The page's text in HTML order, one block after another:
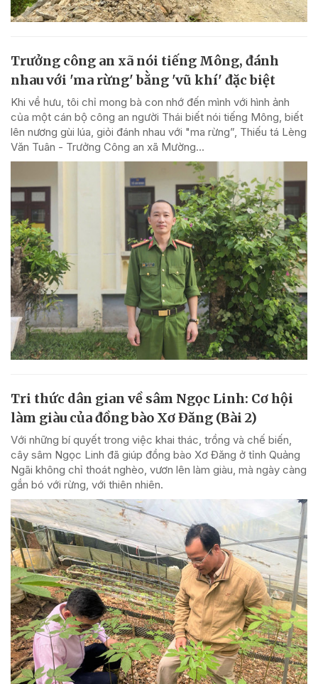
Trưởng công an xã nói tiếng Mông, đánh
nhau với 'ma rừng' bằng 'vũ khí' đặc biệt
Khi về hưu, tôi chỉ mong bà con nhớ đến mình với hình ảnh
của một cán bộ công an người Thái biết nói tiếng Mông, biết
lên nương gùi lúa, giỏi đánh nhau với "ma rừng”, Thiếu tá Lèng
Văn Tuân - Trưởng Công an xã Mường...
Tri thức dân gian về sâm Ngọc Linh: Cơ hội
làm giàu của đồng bào Xơ Đăng (Bài 2)
Với những bí quyết trong việc khai thác, trồng và chế biến,
cây sâm Ngọc Linh đã giúp đồng bào Xơ Đăng ở tỉnh Quảng
Ngãi không chỉ thoát nghèo, vươn lên làm giàu, mà ngày càng
gắn bó với rừng, với thiên nhiên.